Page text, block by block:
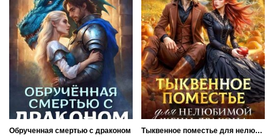
Обрученная смертью с драконом Тыквенное поместье для нелюбимой жены дракона